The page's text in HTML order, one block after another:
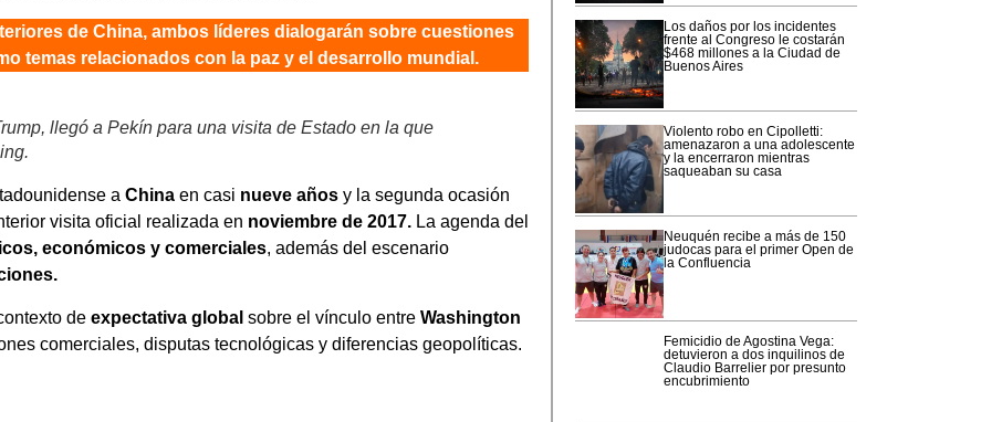
de China, ambos líderes dialogarán sobre cuestiones
temas relacionados con la paz y el desarrollo mundial.
llegó a Pekín para una visita de Estado en la que
a China en casi nueve años y la segunda ocasión
visita oficial realizada en noviembre de 2017. La agenda del
económicos y comerciales, además del escenario
de expectativa global sobre el vínculo entre Washington
comerciales, disputas tecnológicas y diferencias geopolíticas.
Los daños por los incidentes
frente al Congreso le costarán
$468 millones a la Ciudad de
Buenos Aires
Violento robo en Cipolletti:
amenazaron a una adolescente
y la encerraron mientras
saqueaban su casa
Neuquén recibe a más de 150
judocas para el primer Open de
la Confluencia
Femicidio de Agostina Vega:
detuvieron a dos inquilinos de
Claudio Barrelier por presunto
encubrimiento